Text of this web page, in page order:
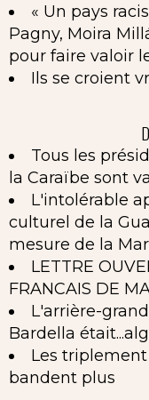
« Un pays
Pagny, Moira
pour faire valoir
Ils se croient
Tous les
la Caraïbe sont
L'intolérable
culturel de la
mesure de la
LETTRE
FRANCAIS DE
L'arrière-
Bardella
Les
bandent plus